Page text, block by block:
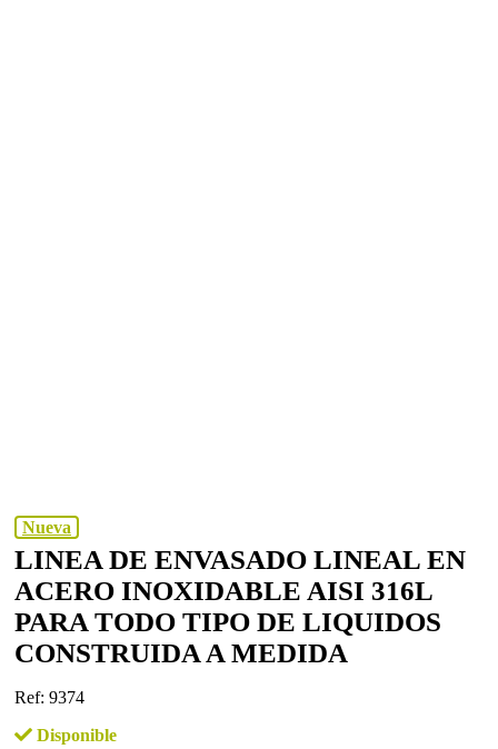
Nueva
LINEA DE ENVASADO LINEAL EN
ACERO INOXIDABLE AISI 316L
PARA TODO TIPO DE LIQUIDOS
CONSTRUIDA A MEDIDA
Ref: 9374
Disponible